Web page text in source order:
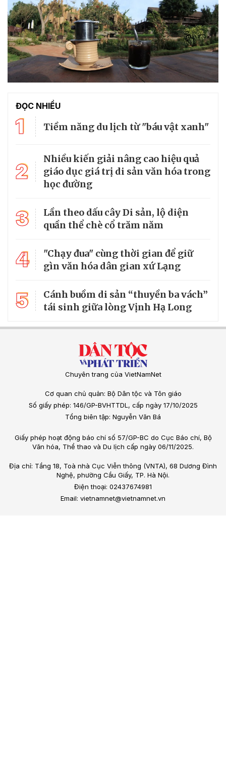
ĐỌC NHIỀU
1 Tiềm năng du lịch từ "báu vật xanh"
2
Nhiều kiến giải nâng cao hiệu quả
giáo dục giá trị di sản văn hóa trong
học đường
3
Lần theo dấu cây Di sản, lộ diện
quần thể chè cổ trăm năm
4
"Chạy đua" cùng thời gian để giữ
gìn văn hóa dân gian xứ Lạng
5
Cánh buồm di sản “thuyền ba vách”
tái sinh giữa lòng Vịnh Hạ Long
Chuyên trang của VietNamNet
Cơ quan chủ quản: Bộ Dân tộc và Tôn giáo
Số giấy phép: 146/GP-BVHTTDL, cấp ngày 17/10/2025
Tổng biên tập: Nguyễn Văn Bá
Giấy phép hoạt động báo chí số 57/GP-BC do Cục Báo chí, Bộ
Văn hóa, Thể thao và Du lịch cấp ngày 06/11/2025.
Địa chỉ: Tầng 18, Toà nhà Cục Viễn thông (VNTA), 68 Dương Đình
Nghệ, phường Cầu Giấy, TP. Hà Nội.
Điện thoại: 02437674981
Email: vietnamnet@vietnamnet.vn